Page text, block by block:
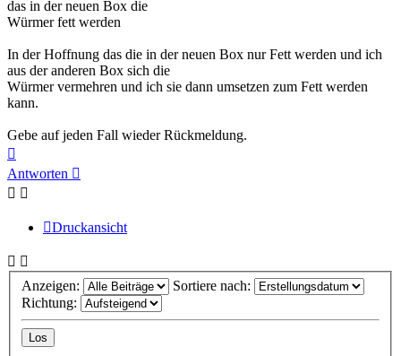
das in der neuen Box die
Würmer fett werden
In der Hoffnung das die in der neuen Box nur Fett werden und ich
aus der anderen Box sich die
Würmer vermehren und ich sie dann umsetzen zum Fett werden
kann.
Gebe auf jeden Fall wieder Rückmeldung.
oben
Antworten
Druckansicht
Anzeigen:
Sortiere nach:
Richtung: